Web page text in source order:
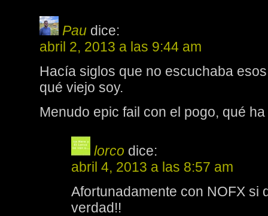
Pau dice:
abril 2, 2013 a las 9:44 am
Hacía siglos que no escuchaba
qué viejo soy.
Menudo epic fail con el pogo, qué
lorco dice:
abril 4, 2013 a las 8:57 am
Afortunadamente con NOFX si
verdad!!